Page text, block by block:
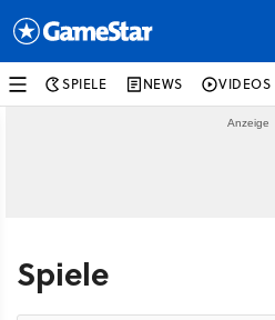
SPIELE NEWS VIDEOS
Spiele